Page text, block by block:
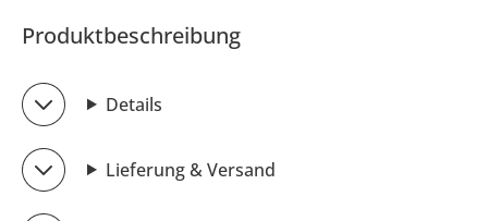
Produktbeschreibung
Details
Lieferung & Versand